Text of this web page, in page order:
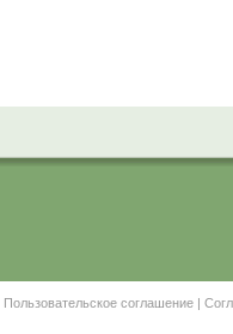
Пользовательское соглашение |